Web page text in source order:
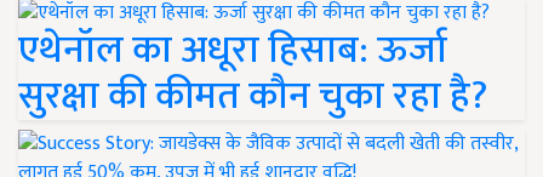
एथेनॉल का अधूरा हिसाब: ऊर्जा
सुरक्षा की कीमत कौन चुका रहा है?